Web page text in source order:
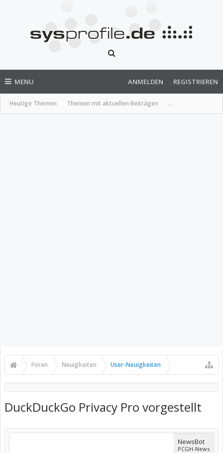
MENU
Heutige Themen Themen mit aktuellen Beiträgen ...
ANMELDEN REGISTRIEREN
Foren Neuigkeiten User-Neuigkeiten
DuckDuckGo Privacy Pro vorgestellt
NewsBot
PCGH-News